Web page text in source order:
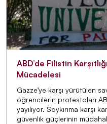
ABD’de Filistin
Mücadelesi
Gazze’ye karşı yürütülen
öğrencilerin protestoları
yayılıyor. Soykırıma karşı
güvenlik güçlerinin